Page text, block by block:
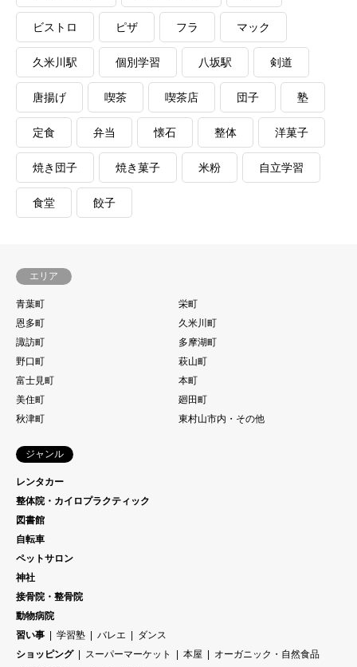
ビストロ ピザ フラ マック
久米川駅 個別学習 八坂駅 剣道
唐揚げ 喫茶 喫茶店 団子 塾
定食 弁当 懐石 整体 洋菓子
焼き団子 焼き菓子 米粉 自立学習
食堂 餃子
エリア
青葉町
栄町
恩多町
久米川町
諏訪町
多摩湖町
野口町
萩山町
富士見町
本町
美住町
廻田町
秋津町
東村山市内・その他
ジャンル
レンタカー
整体院・カイロプラクティック
図書館
自転車
ペットサロン
神社
接骨院・整骨院
動物病院
習い事
学習塾 バレエ
ダンス
ショッピング
スーパーマーケット 本屋
オーガニック・自然食品